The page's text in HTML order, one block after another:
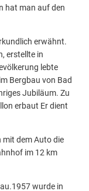
hat man auf den
erwähnt.
erstellte in
lebte
Bergbau von Bad
Jubiläum. Zu
erbaut Er dient
mit dem Auto die
im 12 km
wurde in